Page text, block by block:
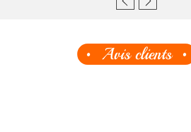
Avis clients